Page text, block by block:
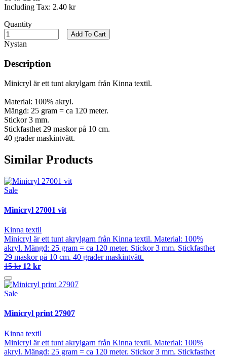
Including Tax: 2.40 kr
Quantity
Nystan
Add To Cart
Description
Minicryl är ett tunt akrylgarn från Kinna textil.
Material: 100% akryl.
Mängd: 25 gram = ca 120 meter.
Stickor 3 mm.
Stickfasthet 29 maskor på 10 cm.
40 grader maskintvätt.
Similar Products
Sale
Minicryl 27001 vit
Kinna textil
Minicryl är ett tunt akrylgarn från Kinna textil. Material: 100%
akryl. Mängd: 25 gram = ca 120 meter. Stickor 3 mm. Stickfasthet
29 maskor på 10 cm. 40 grader maskintvätt.
15 kr 12 kr
Sale
Minicryl print 27907
Kinna textil
Minicryl är ett tunt akrylgarn från Kinna textil. Material: 100%
akryl. Mängd: 25 gram = ca 120 meter. Stickor 3 mm. Stickfasthet